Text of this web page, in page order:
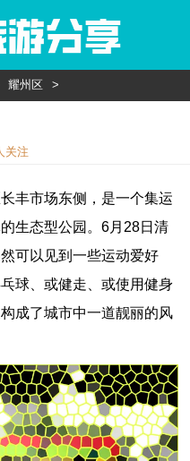
耀州区 >
关注
丰市场东侧，是一个集运
生态型公园。6月28日清
可以见到一些运动爱好
球、或健走、或使用健身
成了城市中一道靓丽的风